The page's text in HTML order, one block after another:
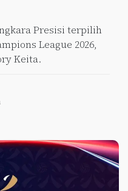
Presisi terpilih
League 2026,
Keita.